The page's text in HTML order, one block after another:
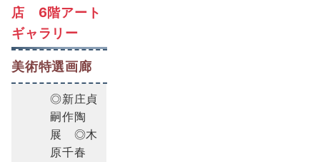
店 6階アート
ギャラリー
美術特選画廊
◎新庄貞
嗣作陶
展 ◎木
原千春